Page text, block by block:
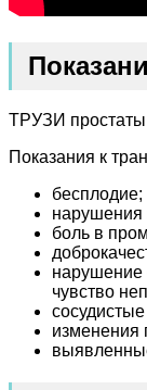
ТРУЗИ простаты
Показания к
бесплодие;
нарушения
боль в
нарушение
чувство
изменения